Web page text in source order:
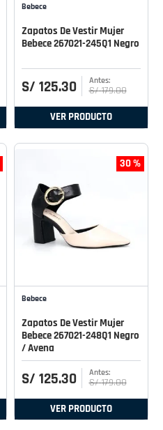
Bebece
Zapatos De Vestir Mujer
Bebece 267021-245Q1 Negro
S/ 125.30 S/ 179.00
VER PRODUCTO
30 %
Bebece
Zapatos De Vestir Mujer
Bebece 267021-248Q1 Negro
/ Avena
S/ 125.30 S/ 179.00
VER PRODUCTO